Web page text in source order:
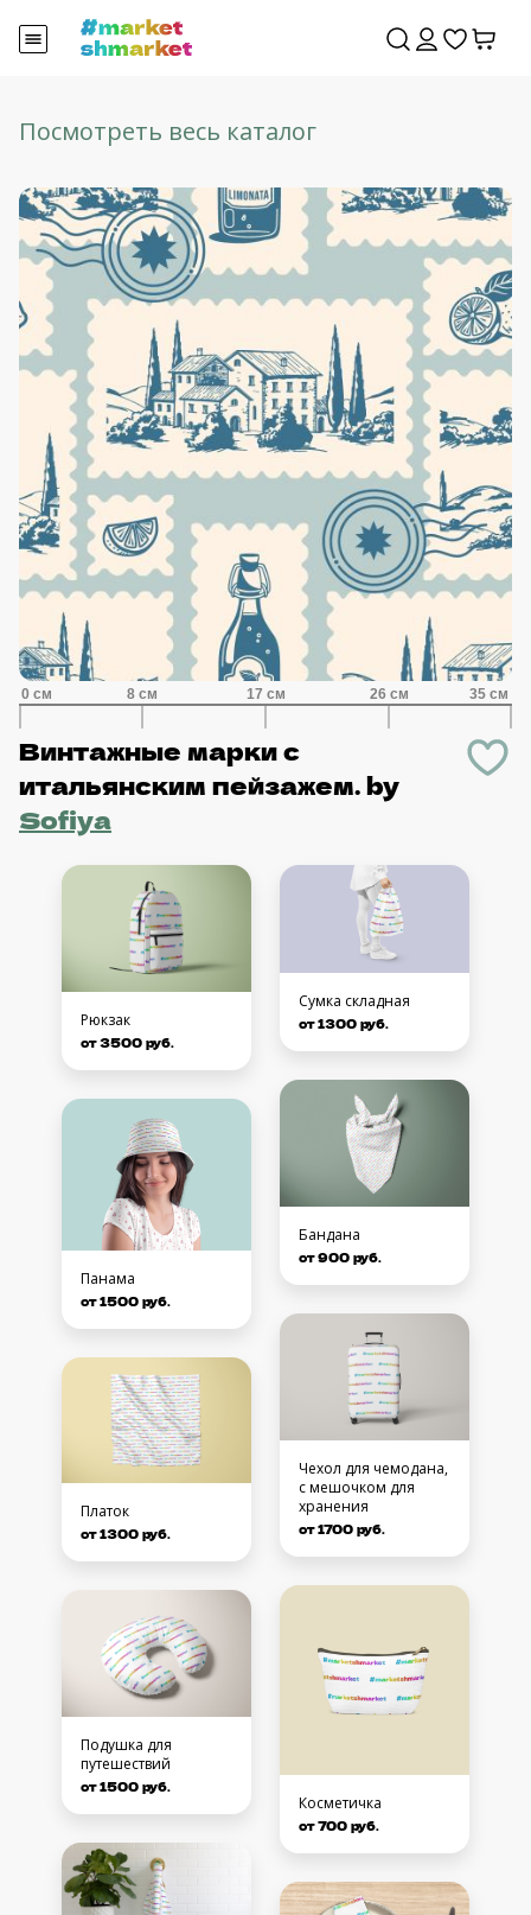
Посмотреть весь каталог
Винтажные марки с
итальянским пейзажем.by
Sofiya
Рюкзак
от 3500 руб.
Панама
от 1500 руб.
Платок
от 1300 руб.
Подушка для
путешествий
от 1500 руб.
Сумка складная
от 1300 руб.
Бандана
от 900 руб.
Чехол для чемодана,
с мешочком для
хранения
от 1700 руб.
Косметичка
от 700 руб.